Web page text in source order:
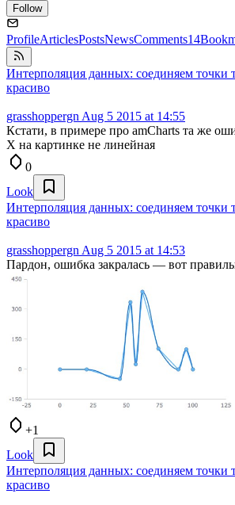
Follow
ProfileArticlesPostsNewsComments14
Интерполяция данных: соединяем точки
красиво
grasshoppergn Aug 5 2015 at 14:55
Кстати, в примере про amCharts та же
Х на картинке не линейная
0
Look
Интерполяция данных: соединяем точки
красиво
grasshoppergn Aug 5 2015 at 14:53
Пардон, ошибка закралась — вот
+1
Look
Интерполяция данных: соединяем точки
красиво